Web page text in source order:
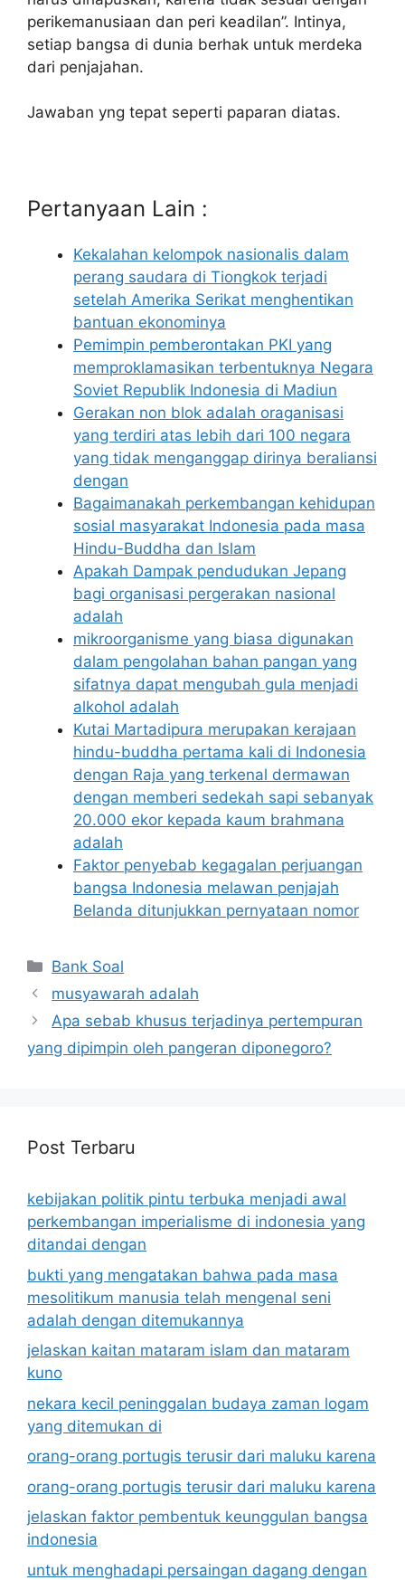
perikemanusiaan dan peri keadilan”. Intinya,
setiap bangsa di dunia berhak untuk merdeka
dari penjajahan.
Jawaban yng tepat seperti paparan diatas.
Pertanyaan Lain :
Kekalahan kelompok nasionalis dalam
perang saudara di Tiongkok terjadi
setelah Amerika Serikat menghentikan
bantuan ekonominya
Pemimpin pemberontakan PKI yang
memproklamasikan terbentuknya Negara
Soviet Republik Indonesia di Madiun
Gerakan non blok adalah oraganisasi
yang terdiri atas lebih dari 100 negara
yang tidak menganggap dirinya beraliansi
dengan
Bagaimanakah perkembangan kehidupan
sosial masyarakat Indonesia pada masa
Hindu-Buddha dan Islam
Apakah Dampak pendudukan Jepang
bagi organisasi pergerakan nasional
adalah
mikroorganisme yang biasa digunakan
dalam pengolahan bahan pangan yang
sifatnya dapat mengubah gula menjadi
alkohol adalah
Kutai Martadipura merupakan kerajaan
hindu-buddha pertama kali di Indonesia
dengan Raja yang terkenal dermawan
dengan memberi sedekah sapi sebanyak
20.000 ekor kepada kaum brahmana
adalah
Faktor penyebab kegagalan perjuangan
bangsa Indonesia melawan penjajah
Belanda ditunjukkan pernyataan nomor
Categories
Bank Soal
musyawarah adalah
Apa sebab khusus terjadinya pertempuran
yang dipimpin oleh pangeran diponegoro?
Post Terbaru
kebijakan politik pintu terbuka menjadi awal
perkembangan imperialisme di indonesia yang
ditandai dengan
bukti yang mengatakan bahwa pada masa
mesolitikum manusia telah mengenal seni
adalah dengan ditemukannya
jelaskan kaitan mataram islam dan mataram
kuno
nekara kecil peninggalan budaya zaman logam
yang ditemukan di
orang-orang portugis terusir dari maluku karena
orang-orang portugis terusir dari maluku karena
jelaskan faktor pembentuk keunggulan bangsa
indonesia
untuk menghadapi persaingan dagang dengan